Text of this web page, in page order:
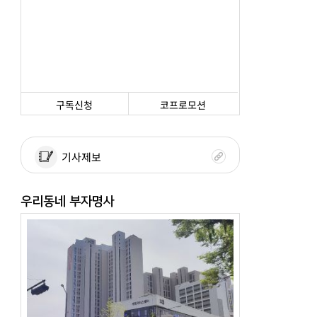
구독신청 코프로모션
기사제보
우리동네 부자명사